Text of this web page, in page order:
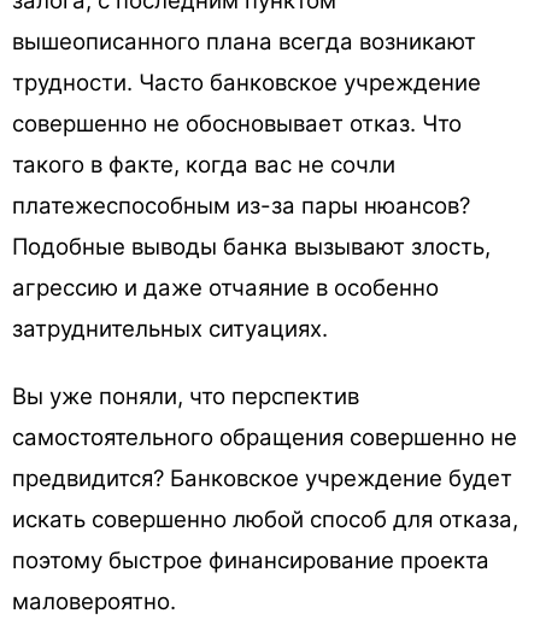
вышеописанного плана всегда возникают
трудности. Часто банковское учреждение
совершенно не обосновывает отказ. Что
такого в факте, когда вас не сочли
платежеспособным из-за пары нюансов?
Подобные выводы банка вызывают злость,
агрессию и даже отчаяние в особенно
затруднительных ситуациях.
Вы уже поняли, что перспектив
самостоятельного обращения совершенно не
предвидится? Банковское учреждение будет
искать совершенно любой способ для отказа,
поэтому быстрое финансирование проекта
маловероятно.